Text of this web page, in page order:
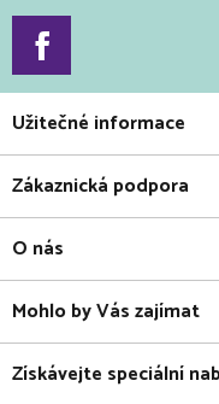
Užitečné informace
Zákaznická podpora
O nás
Mohlo by Vás zajímat
Získávejte speciální